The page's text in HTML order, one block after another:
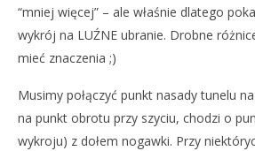
“mniej więcej” – ale właśnie dlatego
wykrój na LUŹNE ubranie. Drobne
mieć znaczenia ;)
Musimy połączyć punkt nasady tunelu
na punkt obrotu przy szyciu, chodzi o
wykroju) z dołem nogawki. Przy